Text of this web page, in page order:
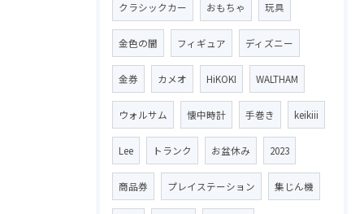
クラシックカー おもちゃ 玩具
金色の闇 フィギュア ディズニー
金券 カメオ HiKOKI WALTHAM
ウォルサム 懐中時計 手巻き keikiii
Lee トランク お盆休み 2023
商品券 プレイステーション 集じん機